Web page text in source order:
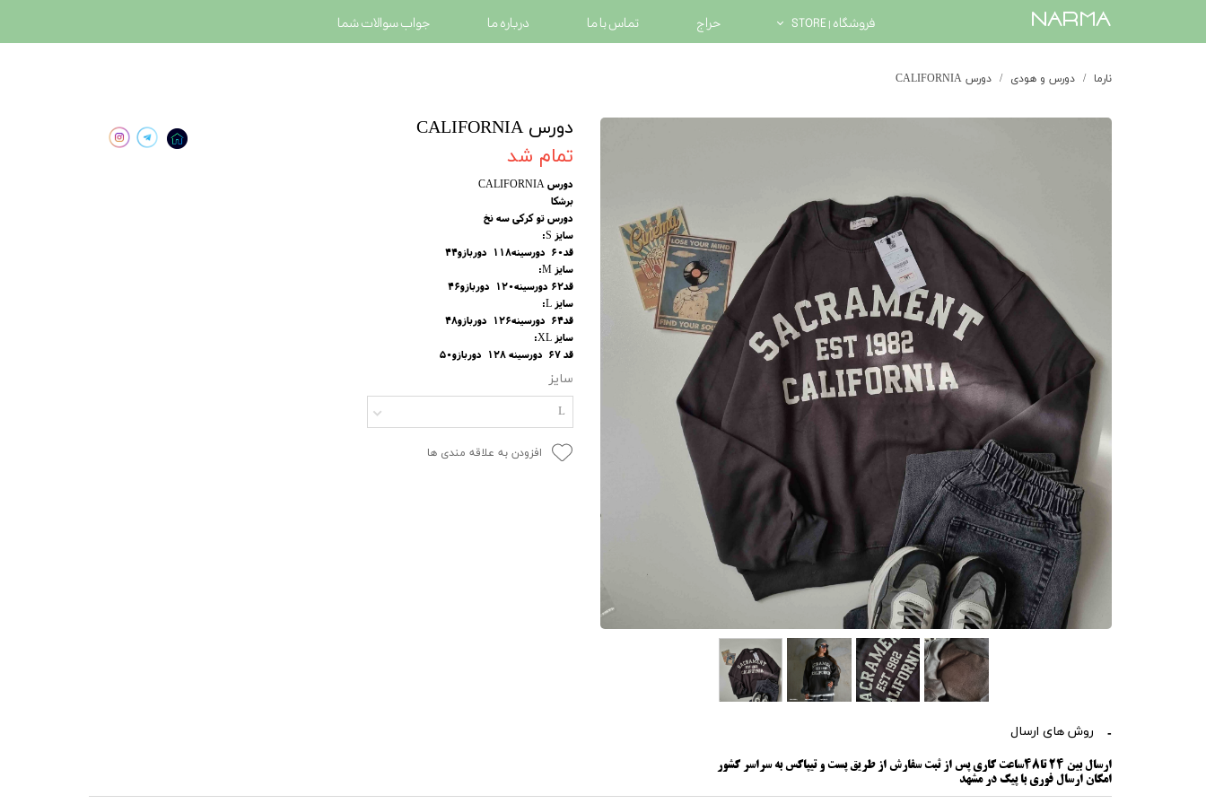
​narma فروشگاه | STORE حراج تماس با ما درباره ما جواب سوالات شما
نارما دورس و هودی دورس CALIFORNIA
دورس CALIFORNIA
تمام شد
دورس CALIFORNIA
برشکا
دورس تو کرکی سه نخ
سایز S:
قد۶0 دورسینه۱۱۸ دوربازو۴۴
سایز M:
قد62 دورسینه۱۲۰ دوربازو۴۶
سایز L:
قد۶۴ دورسینه۱۲۶ دوربازو48
سایز XL:
قد 67 دورسینه ۱۲۸ دوربازو50
سایز
L
افزودن به علاقه مندی ها
روش های ارسال
ارسال بین 24 تا48ساعت کاری پس از ثبت سفارش از طریق پست و تیپاکس به سراسر کشور
امکان ارسال فوری با پیک در مشهد